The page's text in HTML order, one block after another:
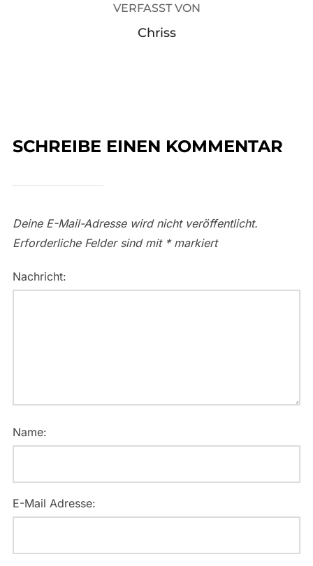
VERFASST VON
Chriss
SCHREIBE EINEN KOMMENTAR
Deine E-Mail-Adresse wird nicht veröffentlicht.
Erforderliche Felder sind mit *markiert
Nachricht:
Name:
E-Mail Adresse: